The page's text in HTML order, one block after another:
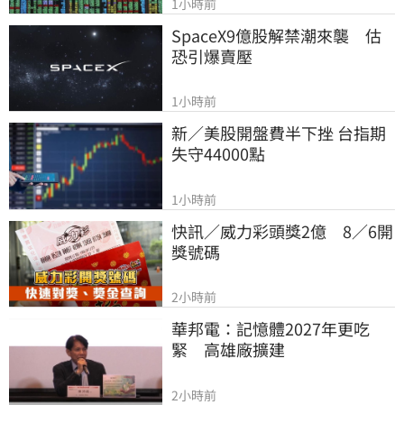
SpaceX9億股解禁潮來襲　估
恐引爆賣壓
1小時前
新／美股開盤費半下挫 台指期
失守44000點
1小時前
快訊／威力彩頭獎2億　8／6開
獎號碼
2小時前
華邦電：記憶體2027年更吃
緊　高雄廠擴建
2小時前